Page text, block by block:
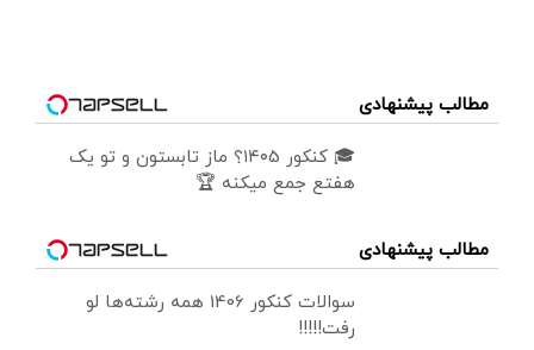
مطالب پیشنهادی
🎓 کنکور ۱۴۰5؟ ماز تابستون و تو یک
هفتع جمع میکنه 🏆
مطالب پیشنهادی
سوالات کنکور 1406 همه رشته‌ها لو
رفت!!!!!